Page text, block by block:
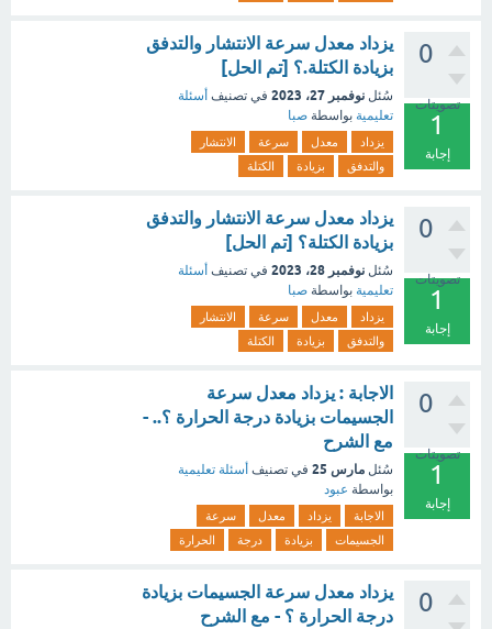
0
تصويتات
1
إجابة
يزداد معدل سرعة الانتشار والتدفق
بزيادة الكتلة.؟ [تم الحل]
سُئل نوفمبر 27، 2023 في تصنيف أسئلة
تعليمية بواسطة صبا
يزداد معدل سرعة
الانتشار
والتدفق
بزيادة الكتلة
0
تصويتات
1
إجابة
يزداد معدل سرعة الانتشار والتدفق
بزيادة الكتلة؟ [تم الحل]
سُئل نوفمبر 28، 2023 في تصنيف أسئلة
تعليمية بواسطة صبا
يزداد معدل سرعة
الانتشار
والتدفق
بزيادة الكتلة
0
تصويتات
1
إجابة
الاجابة : يزداد معدل سرعة
الجسيمات بزيادة درجة الحرارة ؟.. -
مع الشرح
سُئل مارس 25 في تصنيف أسئلة تعليمية
بواسطة عبود
الاجابة يزداد معدل
سرعة
الجسيمات
بزيادة درجة الحرارة
0
يزداد معدل سرعة الجسيمات بزيادة
درجة الحرارة ؟ - مع الشرح